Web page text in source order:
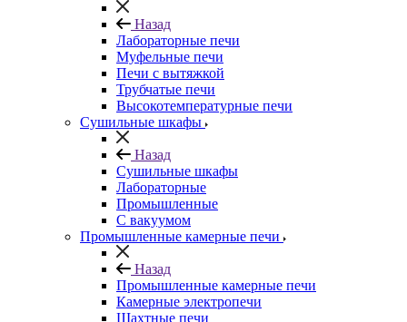
Назад
Лабораторные печи
Муфельные печи
Печи с вытяжкой
Трубчатые печи
Высокотемпературные печи
Сушильные шкафы
Назад
Сушильные шкафы
Лабораторные
Промышленные
С вакуумом
Промышленные камерные печи
Назад
Промышленные камерные печи
Камерные электропечи
Шахтные печи